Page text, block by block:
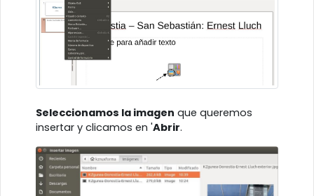
Seleccionamos la imagen que queremos
insertar y clicamos en 'Abrir.